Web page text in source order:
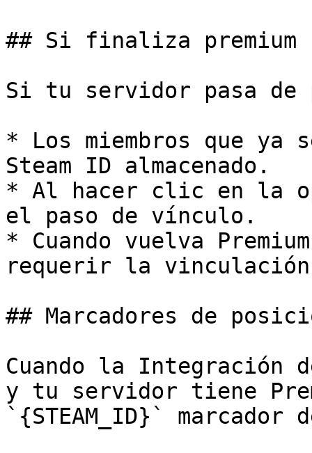
## Si finaliza premium
Si tu servidor pasa de
* Los miembros que ya
Steam ID almacenado.
* Al hacer clic en la
el paso de vínculo.
* Cuando vuelva
requerir la
## Marcadores de
Cuando la Integración
y tu servidor tiene
`{STEAM_ID}`